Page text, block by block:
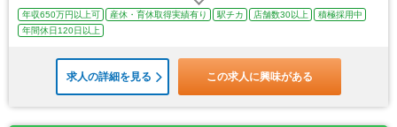
年収650万円以上可 産休・育休取得実績有り 駅チカ 店舗数30以上
積極採用中
年間休日120日以上
求人の詳細を見る この求人に興味がある